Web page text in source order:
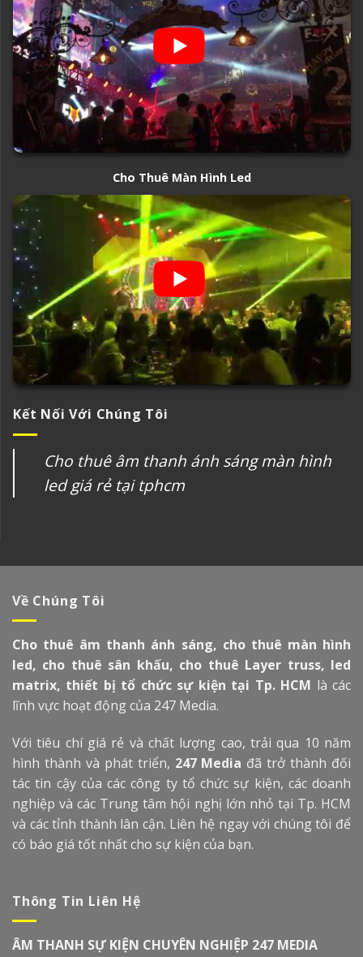
Cho Thuê Màn Hình Led
Kết Nối Với Chúng Tôi
Cho thuê âm thanh ánh sáng màn hình
led giá rẻ tại tphcm
Về Chúng Tôi
Cho thuê âm thanh ánh sáng, cho thuê màn hình
led, cho thuê sân khấu, cho thuê Layer truss, led
matrix, thiết bị tổ chức sự kiện tại Tp. HCM là các
lĩnh vực hoạt động của 247 Media.
Với tiêu chí giá rẻ và chất lượng cao, trải qua 10 năm
hình thành và phát triển, 247 Media đã trở thành đối
tác tin cậy của các công ty tổ chức sự kiện, các doanh
nghiệp và các Trung tâm hội nghị lớn nhỏ tại Tp. HCM
và các tỉnh thành lân cận. Liên hệ ngay với chúng tôi để
có báo giá tốt nhất cho sự kiện của bạn.
Thông Tin Liên Hệ
ÂM THANH SỰ KIỆN CHUYÊN NGHIỆP 247 MEDIA